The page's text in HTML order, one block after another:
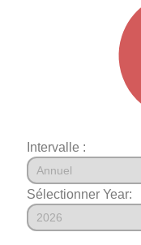
Intervalle :
Sélectionner Year: